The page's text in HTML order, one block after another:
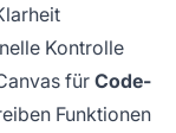
Kontrolle
fürCode-
Funktionen